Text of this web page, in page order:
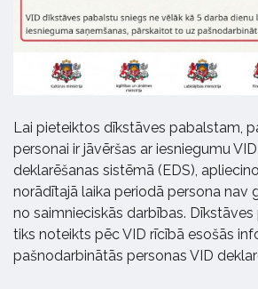
Lai pieteiktos dīkstāves pabalstam,
personai ir jāvēršas ar iesniegumu
deklarēšanas sistēmā (EDS),
norādītajā laika periodā persona nav
no saimnieciskās darbības.
tiks noteikts pēc VID rīcībā esošās
pašnodarbinātās personas VID